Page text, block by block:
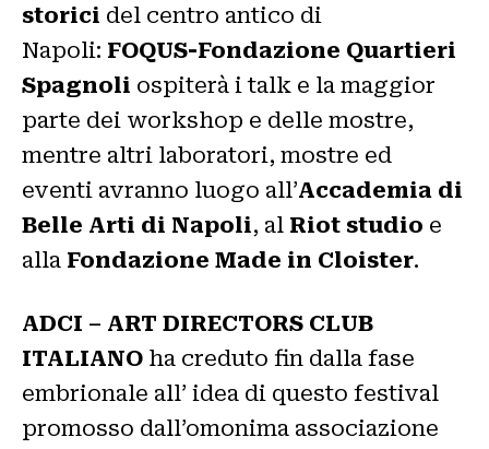
storici del centro antico di
Napoli: FOQUS-Fondazione Quartieri
Spagnoli ospiterà i talk e la maggior
parte dei workshop e delle mostre,
mentre altri laboratori, mostre ed
eventi avranno luogo all’Accademia di
Belle Arti di Napoli, al Riot studio e
alla Fondazione Made in Cloister.
ADCI – ART DIRECTORS CLUB
ITALIANO ha creduto fin dalla fase
embrionale all’ idea di questo festival
promosso dall’omonima associazione